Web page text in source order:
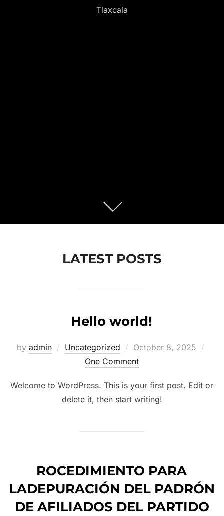
Tlaxcala
Scroll
down
LATEST POSTS
Hello world!
by admin Uncategorized
Posted
on
October 8, 2025
One Comment
Welcome to WordPress. This is your first post. Edit or
delete it, then start writing!
ROCEDIMIENTO PARA
LADEPURACIÓN DEL PADRÓN
DE AFILIADOS DEL PARTIDO